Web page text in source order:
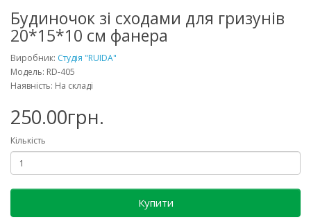
Будиночок зі сходами для гризунів
20*15*10 см фанера
Виробник: Студія "RUIDA"
Модель: RD-405
Наявність: На складі
250.00грн.
Кількість
Купити